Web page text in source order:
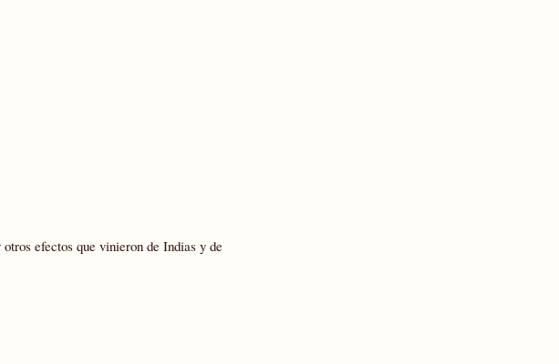
efectos que vinieron de Indias y de